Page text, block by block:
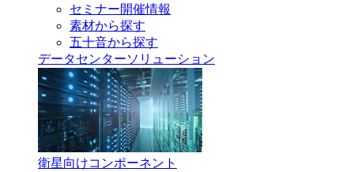
セミナー開催情報
素材から探す
五十音から探す
データセンターソリューション
衛星向けコンポーネント